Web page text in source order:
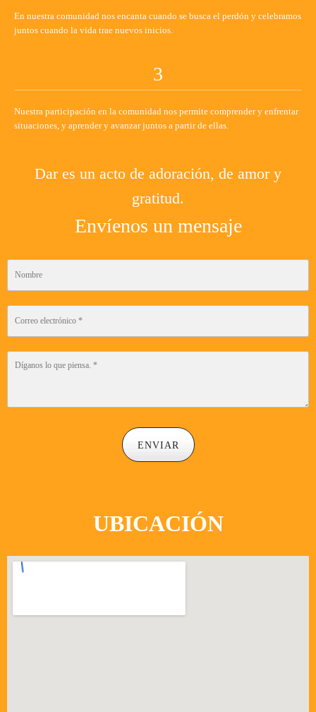
En nuestra comunidad nos encanta cuando se busca el perdón y celebramos
juntos cuando la vida trae nuevos inicios.
3
Nuestra participación en la comunidad nos permite comprender y enfrentar
situaciones, y aprender y avanzar juntos a partir de ellas.
Dar es un acto de adoración, de amor y
gratitud.
Envíenos un mensaje
ENVIAR
UBICACIÓN